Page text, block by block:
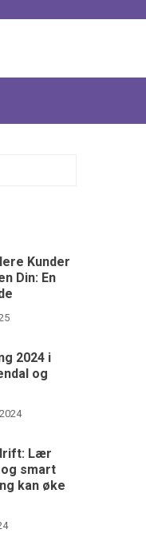
Kunder
Din: En
2024 i
og
Lær
og smart
kan øke